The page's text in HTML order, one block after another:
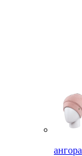
ангора